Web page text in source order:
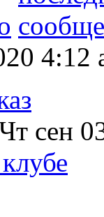
4:12
сен